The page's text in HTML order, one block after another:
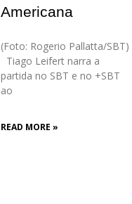
Americana
(Foto: Rogerio Pallatta/SBT)
Tiago Leifert narra a
partida no SBT e no +SBT
ao
READ MORE »